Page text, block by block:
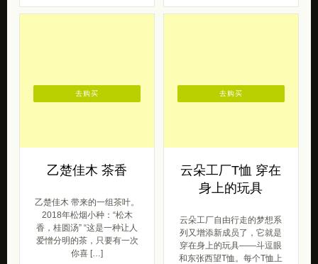
乙楚佳木 茶香
乙楚佳木 带来的一组茶叶。
2018年松烟小种：“松木
香，桂圆汤” “这是一种让人
爱憎分明的茶，只要有一次
你喜 […]
去购买
云朵工厂T恤 穿在
身上的玩具
云朵工厂自由行走的梦想系
列又增添新成员了，它就是
穿在身上的玩具——斗逗眼
和东张西望T恤。每个T恤上
去购买